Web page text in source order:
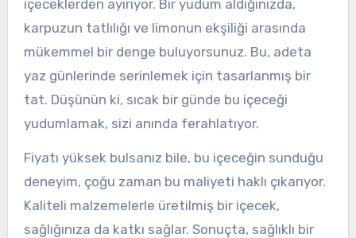
içeceklerden ayırıyor. Bir yudum aldığınızda,
karpuzun tatlılığı ve limonun ekşiliği arasında
mükemmel bir denge buluyorsunuz. Bu, adeta
yaz günlerinde serinlemek için tasarlanmış bir
tat. Düşünün ki, sıcak bir günde bu içeceği
yudumlamak, sizi anında ferahlatıyor.
Fiyatı yüksek bulsanız bile, bu içeceğin sunduğu
deneyim, çoğu zaman bu maliyeti haklı çıkarıyor.
Kaliteli malzemelerle üretilmiş bir içecek,
sağlığınıza da katkı sağlar. Sonuçta, sağlıklı bir